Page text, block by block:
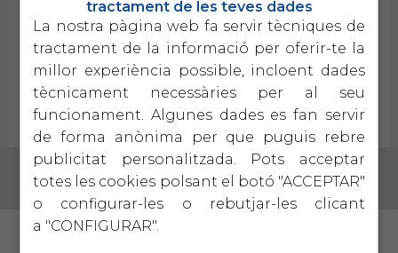
Professionals del departament Agustí López, consultor
col·laborador de Parés i Aubia, publica un nou llibre '
Hablar en público en 4 pasos, un método basado en el
viaje del Héroe'
PROGRAMA KIT DIGITAL COFINANCIADO POR LOS FONDOS NEXT GENERATION (EU) DEL
tractament de les teves dades
La nostra pàgina web fa servir tècniques de
tractament de la informació per oferir-te la
millor experiència possible, incloent dades
tècnicament necessàries per al seu
funcionament. Algunes dades es fan servir
de forma anònima per que puguis rebre
publicitat personalitzada. Pots acceptar
totes les cookies polsant el botó "ACCEPTAR"
o configurar-les o rebutjar-les clicant
a "CONFIGURAR".